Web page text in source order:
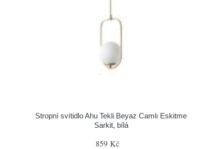
Stropní svítidlo Ahu Tekli Beyaz Camlı Eskitme
Sarkit, bílá
859 Kč